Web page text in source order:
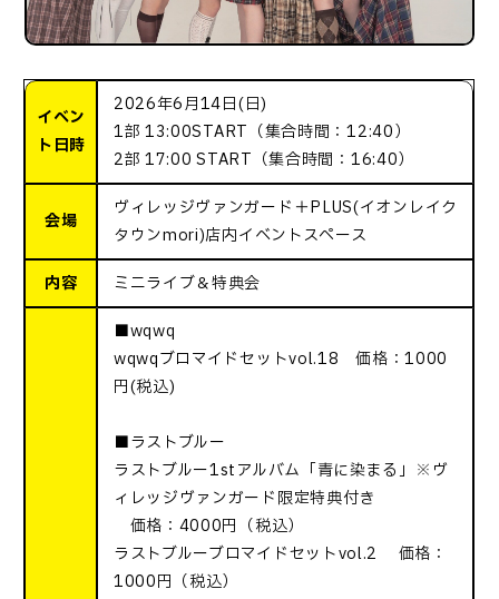
イベン
ト日時
2026年6月14日(日)
1部 13:00START（集合時間：12:40）
2部 17:00 START（集合時間：16:40）
会場
ヴィレッジヴァンガード＋PLUS(イオンレイク
タウンmori)店内イベントスペース
内容 ミニライブ＆特典会
■wqwq
wqwqブロマイドセットvol.18 価格：1000
円(税込)
■ラストブルー
ラストブルー1stアルバム「青に染まる」※ヴ
ィレッジヴァンガード限定特典付き
価格：4000円（税込）
ラストブルーブロマイドセットvol.2 価格：
1000円（税込）